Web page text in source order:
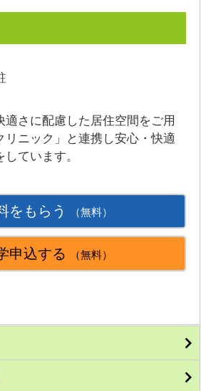
適さに配慮した居住空間をご用
リニック」と連携し安心・快適
ています。
をもらう （無料）
申込する （無料）